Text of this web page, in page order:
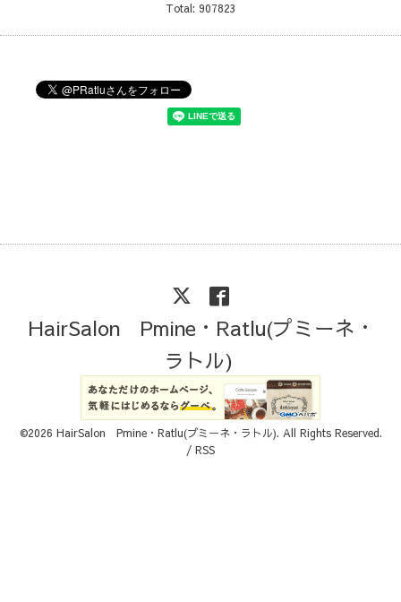
Total: 907823
HairSalon Pmine・Ratlu(プミーネ・
ラトル)
©2026 HairSalon Pmine・Ratlu(プミーネ・ラトル). All Rights Reserved.
/ RSS